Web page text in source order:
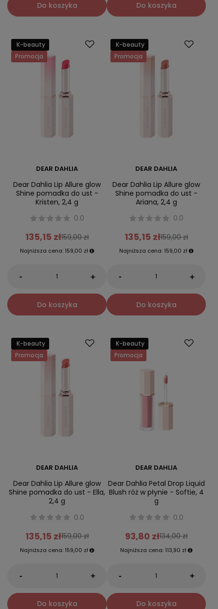
Do koszyka Do koszyka
K-beauty
Promocja
DEAR DAHLIA
Dear Dahlia Lip Allure glow
Shine pomadka do ust -
Kristen, 2,4 g
0.0
135,15 zł159,00 zł
Najniższa cena: 159,00 zł
- +
Do koszyka
K-beauty
Promocja
DEAR DAHLIA
Dear Dahlia Lip Allure glow
Shine pomadka do ust -
Ariana, 2,4 g
0.0
135,15 zł159,00 zł
Najniższa cena: 159,00 zł
- +
Do koszyka
K-beauty
Promocja
DEAR DAHLIA
Dear Dahlia Lip Allure glow
Shine pomadka do ust - Ella,
2,4 g
0.0
135,15 zł159,00 zł
Najniższa cena: 159,00 zł
- +
Do koszyka
K-beauty
Promocja
DEAR DAHLIA
Dear Dahlia Petal Drop Liquid
Blush róż w płynie - Softie, 4
g
0.0
93,80 zł134,00 zł
Najniższa cena: 113,90 zł
- +
Do koszyka